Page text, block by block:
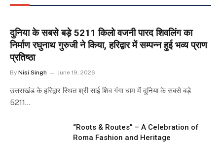
दुनिया के सबसे बड़े 5211 किलो वजनी पारद शिवलिंग का
निर्माण रघुनाथ गुरुजी ने किया, हरिद्वार में सम्पन्न हुई भव्य प्राण
प्रतिष्ठा
By Nisi Singh June 19, 2026
उत्तराखंड के हरिद्वार स्थित श्री साई शिव गंगा धाम में दुनिया के सबसे बड़े
5211…
“Roots & Routes” – A Celebration of
Roma Fashion and Heritage